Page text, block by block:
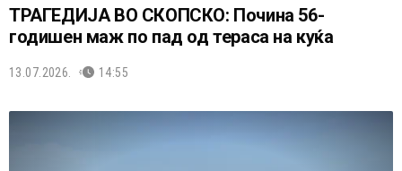
ТРАГЕДИЈА ВО СКОПСКО: Почина 56-
годишен маж по пад од тераса на куќа
13.07.2026. 14:55